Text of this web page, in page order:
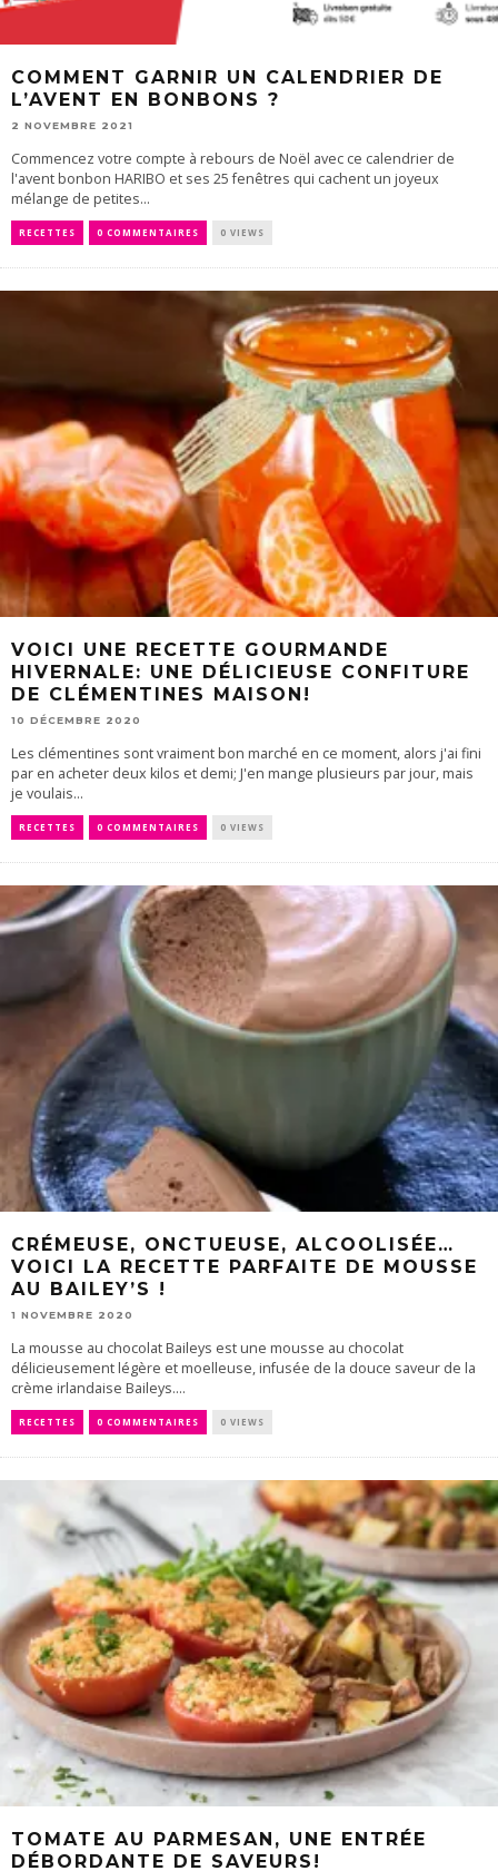
COMMENT GARNIR UN CALENDRIER DE
L’AVENT EN BONBONS ?
2 NOVEMBRE 2021
Commencez votre compte à rebours de Noël avec ce calendrier de
l'avent bonbon HARIBO et ses 25 fenêtres qui cachent un joyeux
mélange de petites...
RECETTES 0 COMMENTAIRES 0 VIEWS
VOICI UNE RECETTE GOURMANDE
HIVERNALE: UNE DÉLICIEUSE CONFITURE
DE CLÉMENTINES MAISON!
10 DÉCEMBRE 2020
Les clémentines sont vraiment bon marché en ce moment, alors j'ai fini
par en acheter deux kilos et demi; J'en mange plusieurs par jour, mais
je voulais...
RECETTES 0 COMMENTAIRES 0 VIEWS
CRÉMEUSE, ONCTUEUSE, ALCOOLISÉE…
VOICI LA RECETTE PARFAITE DE MOUSSE
AU BAILEY’S !
1 NOVEMBRE 2020
La mousse au chocolat Baileys est une mousse au chocolat
délicieusement légère et moelleuse, infusée de la douce saveur de la
crème irlandaise Baileys....
RECETTES 0 COMMENTAIRES 0 VIEWS
TOMATE AU PARMESAN, UNE ENTRÉE
DÉBORDANTE DE SAVEURS!